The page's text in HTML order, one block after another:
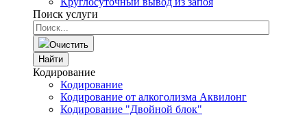
Поиск услуги
Очистить
Найти
Кодирование
Кодирование
Кодирование от алкоголизма Аквилонг
Кодирование "Двойной блок"